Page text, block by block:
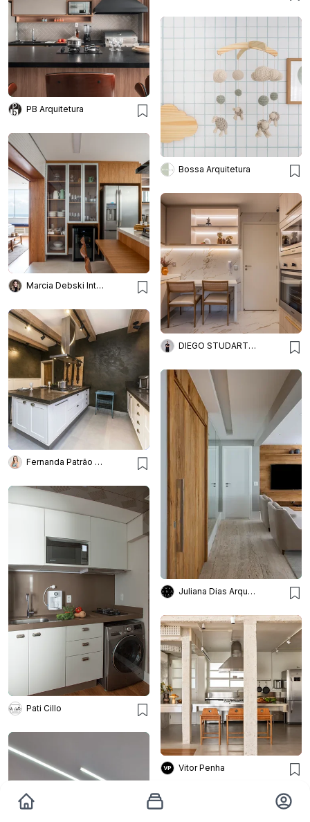
PB Arquitetura
Bossa Arquitetura
Marcia Debski Interiores
DIEGO STUDART ARQUITETURA
Fernanda Patrão Interiores
Juliana Dias Arquitetura
Pati Cillo
Vitor Penha